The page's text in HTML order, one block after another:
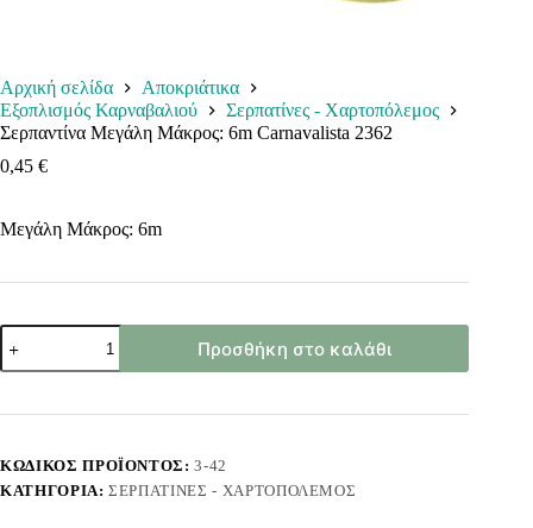
Αρχική σελίδα
Αποκριάτικα
Εξοπλισμός Καρναβαλιού
Σερπατίνες - Χαρτοπόλεμος
Σερπαντίνα Μεγάλη Μάκρος: 6m Carnavalista 2362
0,45 €
Μεγάλη Μάκρος: 6m
Σερπαντίνα
Μεγάλη
Μάκρος:
Carnavalista
Προσθήκη στο καλάθι
ΚΩΔΙΚΌΣ ΠΡΟΪΌΝΤΟΣ:3-42
ΚΑΤΗΓΟΡΊΑ:ΣΕΡΠΑΤΊΝΕΣ - ΧΑΡΤΟΠΌΛΕΜΟΣ